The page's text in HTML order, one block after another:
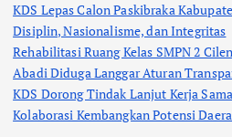
KDS Lepas Calon Paskibraka
Disiplin, Nasionalisme, dan Integritas
Rehabilitasi Ruang Kelas SMPN 2
Abadi Diduga Langgar Aturan
KDS Dorong Tindak Lanjut Kerja
Kolaborasi Kembangkan Potensi